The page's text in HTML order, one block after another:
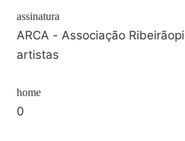
assinatura
ARCA - Associação
artistas
home
0